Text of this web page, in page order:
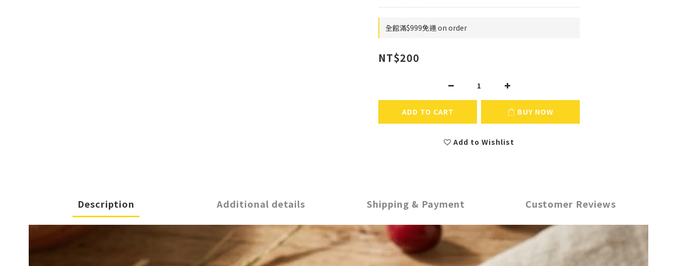
全館滿$999免運 on order
NT$200
ADD TO CART BUY NOW
Add to Wishlist
Description Additional details Shipping & Payment Customer Reviews